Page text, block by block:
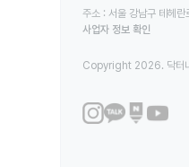
주소 : 서울 강남구 테헤
사업자 정보 확인
Copyright 2026. 닥터